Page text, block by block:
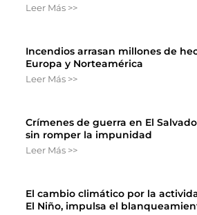
Leer Más >>
Incendios arrasan millones de
Europa y Norteamérica
Leer Más >>
Crímenes de guerra en El
sin romper la impunidad
Leer Más >>
El cambio climático por la
El Niño, impulsa el